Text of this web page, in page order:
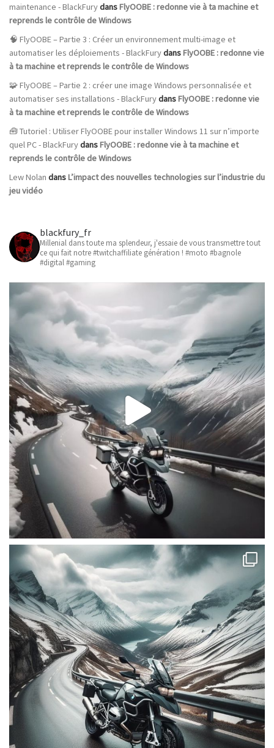
maintenance - BlackFurydansFlyOOBE : redonne vie à ta machine et
reprends le contrôle de Windows
🧠 FlyOOBE – Partie 3 : Créer un environnement multi-image et
automatiser les déploiements - BlackFurydansFlyOOBE : redonne vie
à ta machine et reprends le contrôle de Windows
🧩 FlyOOBE – Partie 2 : créer une image Windows personnalisée et
automatiser ses installations - BlackFurydansFlyOOBE : redonne vie
à ta machine et reprends le contrôle de Windows
🧰 Tutoriel : Utiliser FlyOOBE pour installer Windows 11 sur n’importe
quel PC - BlackFurydansFlyOOBE : redonne vie à ta machine et
reprends le contrôle de Windows
Lew Nolan dansL’impact des nouvelles technologies sur l’industrie du
jeu vidéo
blackfury_fr
Millenial dans toute ma splendeur, j'essaie de vous transmettre tout
ce qui fait notre #twitchaffiliate génération ! #moto #bagnole
#digital #gaming